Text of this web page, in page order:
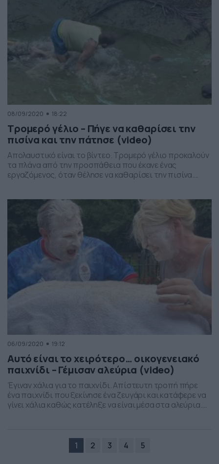
08/09/2020 18:22
Τρομερό γέλιο – Πήγε να καθαρίσει την
πισίνα και την πάτησε (video)
Απολαυστικό είναι το βίντεο. Τρομερό γέλιο προκαλούν
τα πλάνα από την προσπάθεια που έκανε ένας
εργαζόμενος, όταν θέλησε να καθαρίσει την πισίνα.
γύρο του διαδικτύου μέσα σε λίγες μέρες και δείχνει την
προσπάθεια που κάνει ο νεαρός, […]
06/09/2020 19:12
Αυτό είναι το χειρότερο… οικογενειακό
παιχνίδι – Γέμισαν αλεύρια (video)
Έγιναν χάλια για το παιχνίδι. Απίστευτη τροπή πήρε
ένα παιχνίδι που ξεκίνησε ένα ζευγάρι και κατάφερε να
γίνει χάλια καθώς κατέληξε να είναι μέσα στα αλεύρια.
μονομαχία πρέπει να… περάσει μία δοκιμασία, […]
1 2 3 4 5